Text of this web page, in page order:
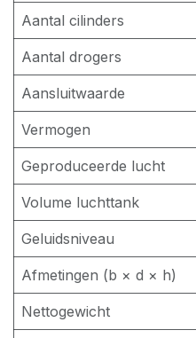
Aantal cilinders
Aantal drogers
Aansluitwaarde
Vermogen
Geproduceerde lucht
Volume luchttank
Geluidsniveau
Afmetingen (b × d × h)
Nettogewicht